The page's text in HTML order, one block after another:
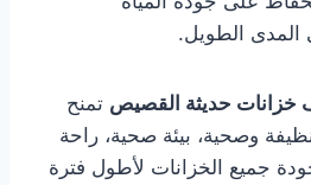
المدى الطويل.
خزانات حديثة القصيص تمنح
نظيفة وصحية، بيئة صحية، راحة
جميع الخزانات لأطول فترة